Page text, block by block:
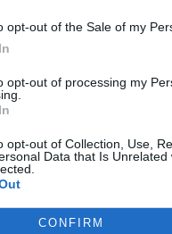
opt-out of the Sale of my
opt-out of processing my
opt-out of Collection, Use,
Data that Is
CONFIRM
македонско-
била
сомнително комбе
од Струга и 45-
дека во една од
државјанинот од
А.Б.(45) од Драч,
контрола во гума
од
границата“, се